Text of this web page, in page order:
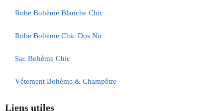
Robe Bohème Blanche Chic
Robe Bohème Chic Dos Nu
Sac Bohème Chic
Vêtement Bohème & Champêtre
Liens utiles